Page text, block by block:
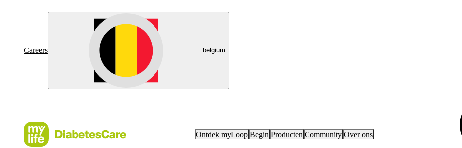
Careers belgium
Ontdek myLoop Begin Producten Community Over ons